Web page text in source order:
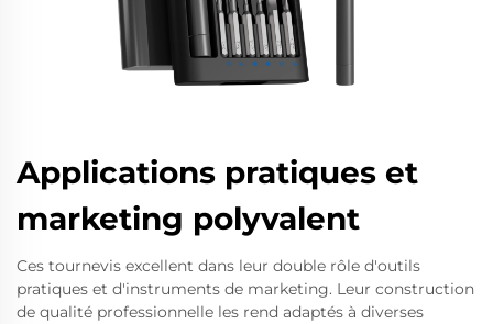
Applications pratiques et
marketing polyvalent
Ces tournevis excellent dans leur double rôle d'outils
pratiques et d'instruments de marketing. Leur construction
de qualité professionnelle les rend adaptés à diverses